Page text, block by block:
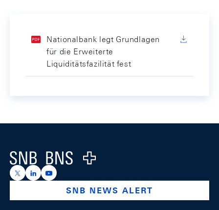
Nationalbank legt Grundlagen
für die Erweiterte
Liquiditätsfazilität fest
Logo
https://x.com/snb_bns
https://ch.linkedin.com/company/swiss-national-
https://www.youtube.com/@swissnationalbank
SNB NEWS ALERT